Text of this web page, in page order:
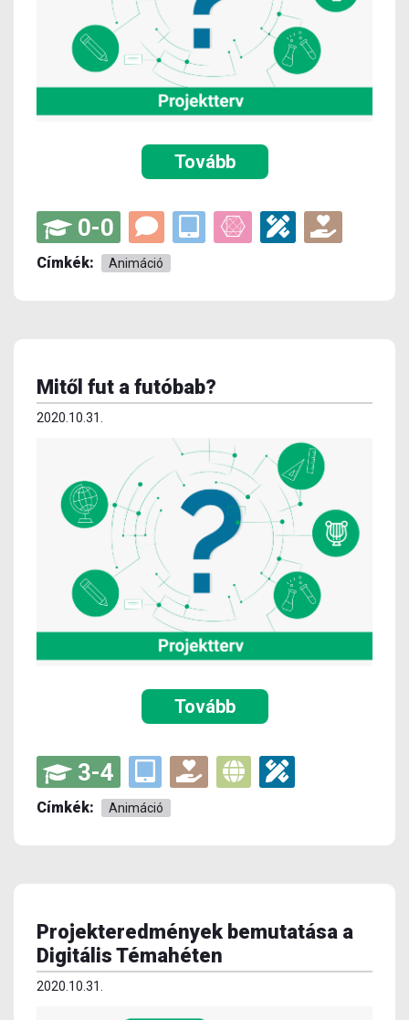
Tovább
0-0
Címkék: Animáció
Mitől fut a futóbab?
2020.10.31.
Tovább
3-4
Címkék: Animáció
Projekteredmények bemutatása a
Digitális Témahéten
2020.10.31.